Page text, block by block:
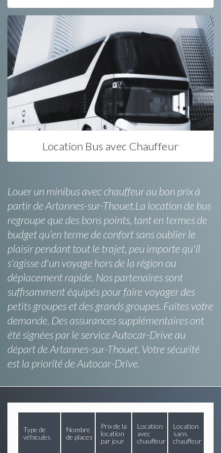
Location Bus avec Chauffeur
Louer un minibus avec chauffeur au bon prix à
partir de Artannes-sur-Thouet.La location de bus
regroupe que des bons points, tant en termes de
budget qu’en terme de confort sans oublier le
plaisir pendant tout le trajet, peu importe qu'il
s'agisse d'un voyage hors de la région ou
déplacement rapide. Nos partenaires sont
suffisamment équipés pour faire voyager des
petits groupes et des grands groupes. Faites votre
demande. Des assurances supplémentaires ont
été signées par le service Autocar-Drive au
départ de Artannes-sur-Thouet. Votre sécurité
est la priorité de Autocar-Drive.
Type de
véhicules
Nombre
de places
Prix de la
location
par jour
Location
avec
chauffeur
Location
sans
chauffeur